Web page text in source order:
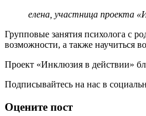
елена, участница проекта
Групповые занятия психолога с
возможности, а также научиться
Проект «Инклюзия в действии»
Подписывайтесь на нас в
Оцените пост